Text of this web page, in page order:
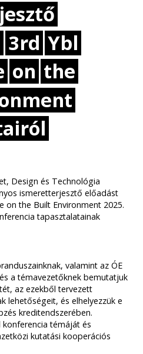
3rd Ybl
on the
Design és Technológia
ismeretterjesztő előadást
on the Built Environment 2025.
tapasztalatainak
valamint az ÓE
a témavezetőknek bemutatjuk
az ezekből tervezett
lehetőségeit, és elhelyezzük e
kreditendszerében.
témáját és
kutatási kooperációs